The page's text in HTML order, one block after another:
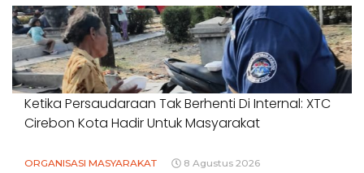
Ketika Persaudaraan Tak Berhenti Di Internal: XTC
Cirebon Kota Hadir Untuk Masyarakat
ORGANISASI MASYARAKAT 8 Agustus 2026